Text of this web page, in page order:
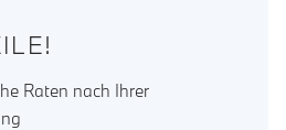
Raten nach Ihrer